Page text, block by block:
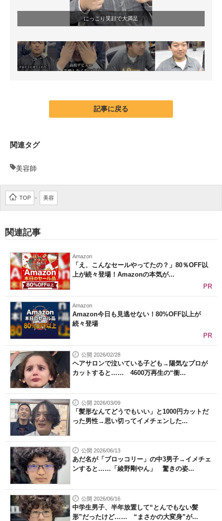
にっこり笑顔で大満足
記事に戻る
関連タグ
美容師
TOP > 美容
関連記事
Amazon
「え、こんなセールやってたの？」80％OFF以
上が続々登場！Amazonの本気が...
PR
Amazon
Amazon今日も見逃せない！80%OFF以上が
続々登場
PR
公開 2026/02/28
ヘアサロンで泣いている子ども→陽気なプロが
カットすると…… 4600万再生の“衝...
公開 2026/03/09
「髪形なんてどうでもいい」と1000円カットだ
った男性→思い切ってイメチェンした...
公開 2026/06/13
あだ名が「ブロッコリー」の中3男子→イメチェ
ンすると……「綾野剛やん」 驚きの姿...
公開 2026/06/16
中学生男子、半年放置して“とんでもない髪
形”だったけど…… “まさかの大変身”が...